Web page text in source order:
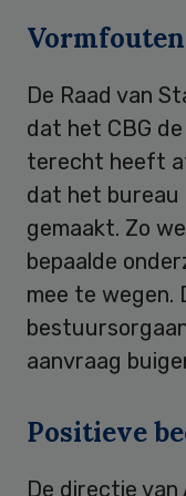
Vormfouten
De Raad van
dat het CBG
terecht heeft
dat het
gemaakt. Zo
bepaalde
mee te wegen.
aanvraag
Positieve
De directie